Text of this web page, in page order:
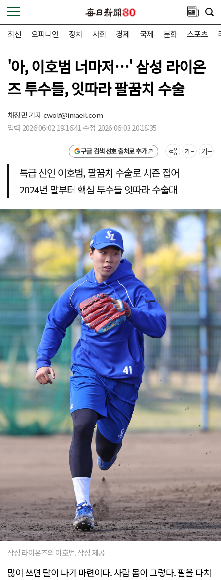
최신 오피니언 정치 사회 경제 국제 문화 스포츠
'아, 이호범 너마저…' 삼성 라이온
즈 투수들, 잇따라 팔꿈치 수술
채정민 기자cwolf@imaeil.com
입력 2026-06-02 19:16:41 수정 2026-06-03 20:18:35
구글 검색 선호 출처로 추가
특급 신인 이호범, 팔꿈치 수술로 시즌 접어
2024년 말부터 핵심 투수들 잇따라 수술대
삼성 라이온즈의 이호범. 삼성 제공
많이 쓰면 탈이 나기 마련이다. 사람 몸이 그렇다. 팔을 다치